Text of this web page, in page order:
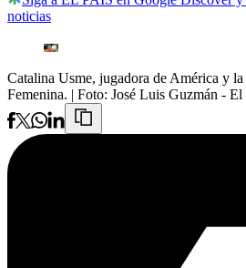
noticias
Catalina Usme, jugadora de América y
Femenina. | Foto: José Luis Guzmán - El